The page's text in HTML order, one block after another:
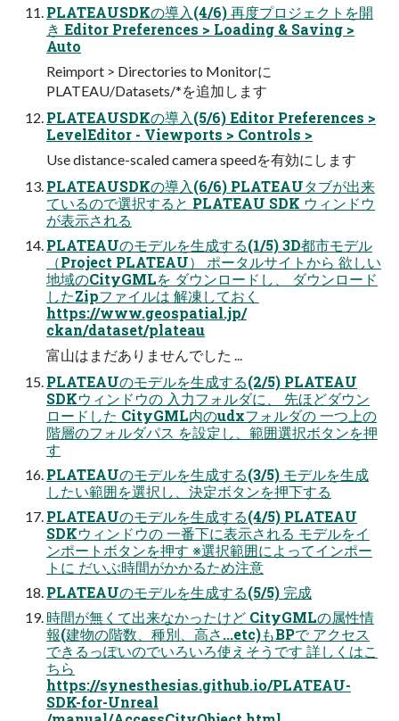
PLATEAUSDKの導入(4/6) 再度プロジェクトを開
き Editor Preferences > Loading & Saving >
Auto
Reimport > Directories to Monitorに
PLATEAU/Datasets/*を追加します
PLATEAUSDKの導入(5/6) Editor Preferences >
LevelEditor - Viewports > Controls >
Use distance-scaled camera speedを有効にします
PLATEAUSDKの導入(6/6) PLATEAUタブが出来
ているので選択すると PLATEAU SDK ウィンドウ
が表示される
PLATEAUのモデルを生成する(1/5) 3D都市モデル
（Project PLATEAU） ポータルサイトから 欲しい
地域のCityGMLを ダウンロードし、 ダウンロード
したZipファイルは 解凍しておく
https://www.geospatial.jp/
ckan/dataset/plateau
富山はまだありませんでした ...
PLATEAUのモデルを生成する(2/5) PLATEAU
SDKウィンドウの 入力フォルダに、 先ほどダウン
ロードした CityGML内のudxフォルダの 一つ上の
階層のフォルダパス を設定し、範囲選択ボタンを押
す
PLATEAUのモデルを生成する(3/5) モデルを生成
したい範囲を選択し、決定ボタンを押下する
PLATEAUのモデルを生成する(4/5) PLATEAU
SDKウィンドウの 一番下に表示される モデルをイ
ンポートボタンを押す ※選択範囲によってインポー
トに だいぶ時間がかかるため注意
PLATEAUのモデルを生成する(5/5) 完成
時間が無くて出来なかったけど CityGMLの属性情
報(建物の階数、種別、高さ...etc)もBPで アクセス
できるっぽいのでいろいろ使えそうです 詳しくはこ
ちら
https://synesthesias.github.io/PLATEAU-
SDK-for-Unreal